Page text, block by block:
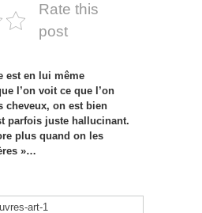
Rate this
post
est en lui même
l’on voit ce que l’on
cheveux, on est bien
parfois juste hallucinant.
plus quand on les
»…